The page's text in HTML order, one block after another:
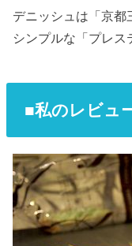
デニッシュは「京都
シンプルな「プレス
■私のレビュ